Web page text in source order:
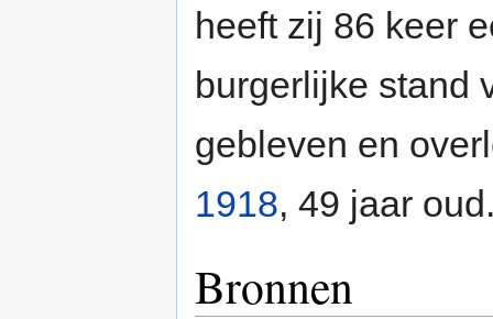
heeft zij 86 keer
burgerlijke stand
gebleven en
1918, 49 jaar
Bronnen